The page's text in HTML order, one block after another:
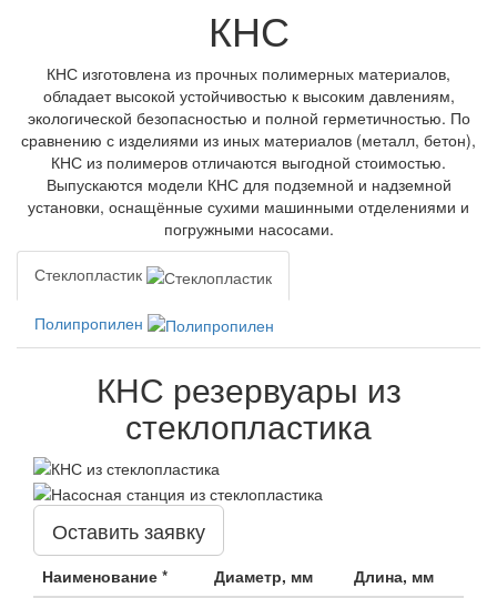
КНС
КНС изготовлена из прочных полимерных материалов,
обладает высокой устойчивостью к высоким давлениям,
экологической безопасностью и полной герметичностью. По
сравнению с изделиями из иных материалов (металл, бетон),
КНС из полимеров отличаются выгодной стоимостью.
Выпускаются модели КНС для подземной и надземной
установки, оснащённые сухими машинными отделениями и
погружными насосами.
Стеклопластик
Полипропилен
КНС резервуары из
стеклопластика
Оставить заявку
Наименование * Диаметр, мм
Длина, мм